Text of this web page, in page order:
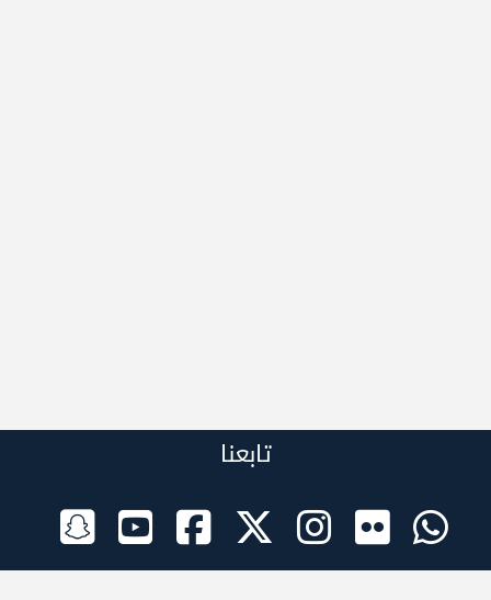
تابعنا